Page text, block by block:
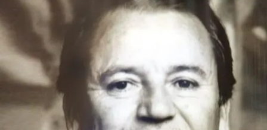
plusicon
label.aria.plus
バルサアカデミー
plusicon
label.aria.plus
10年毎
PLUSICON
LABEL.ARIA.PLUS
トップチーム
女子サッカー
plusicon
label.aria.plus
スケジュール
バルサAtlètic
plusicon
label.aria.plus